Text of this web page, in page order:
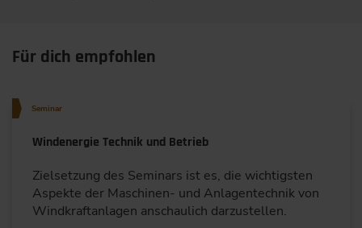
Für dich empfohlen
Seminar
Windenergie Technik und Betrieb
Zielsetzung des Seminars ist es, die wichtigsten
Aspekte der Maschinen- und Anlagentechnik von
Windkraftanlagen anschaulich darzustellen.